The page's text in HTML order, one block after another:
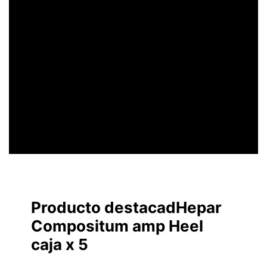
Producto destacadHepar
Compositum amp Heel
caja x 5